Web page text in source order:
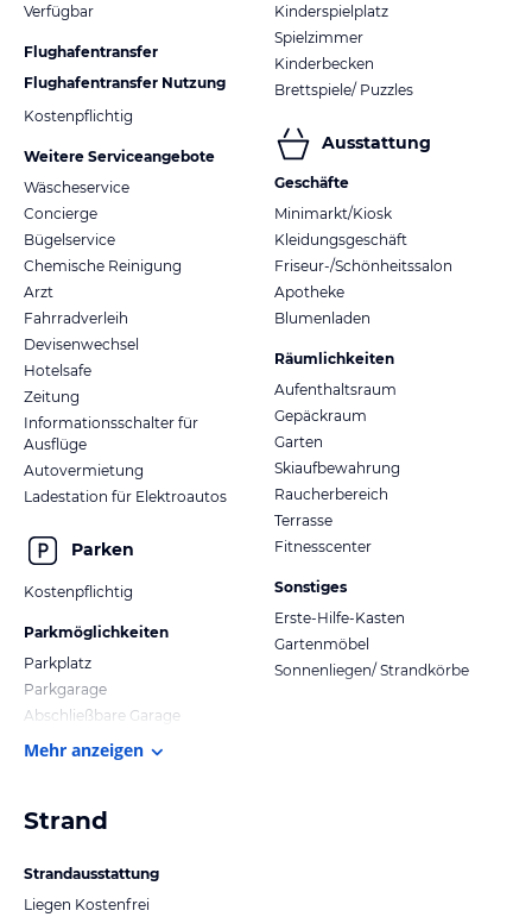
Verfügbar
Flughafentransfer
Flughafentransfer Nutzung
Kostenpflichtig
Weitere Serviceangebote
Wäscheservice
Concierge
Bügelservice
Chemische Reinigung
Arzt
Fahrradverleih
Devisenwechsel
Hotelsafe
Zeitung
Informationsschalter für
Ausflüge
Autovermietung
Ladestation für Elektroautos
Parken
Kostenpflichtig
Parkmöglichkeiten
Parkplatz
Parkgarage
Abschließbare Garage
Kinderspielplatz
Spielzimmer
Kinderbecken
Brettspiele/ Puzzles
Ausstattung
Geschäfte
Minimarkt/Kiosk
Kleidungsgeschäft
Friseur-/Schönheitssalon
Apotheke
Blumenladen
Räumlichkeiten
Aufenthaltsraum
Gepäckraum
Garten
Skiaufbewahrung
Raucherbereich
Terrasse
Fitnesscenter
Sonstiges
Erste-Hilfe-Kasten
Gartenmöbel
Sonnenliegen/ Strandkörbe
Mehr anzeigen
Strand
Strandausstattung
Liegen Kostenfrei